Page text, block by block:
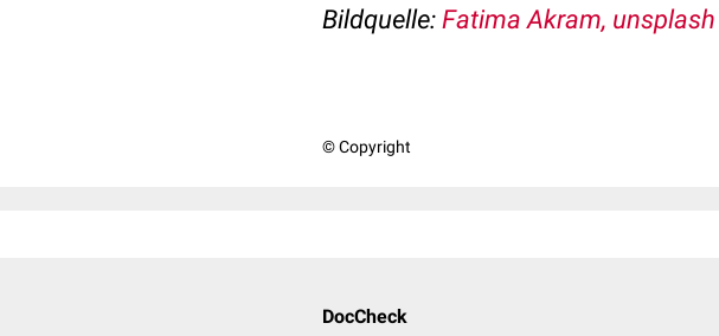
Bildquelle: Fatima Akram, unsplash
© Copyright
DocCheck